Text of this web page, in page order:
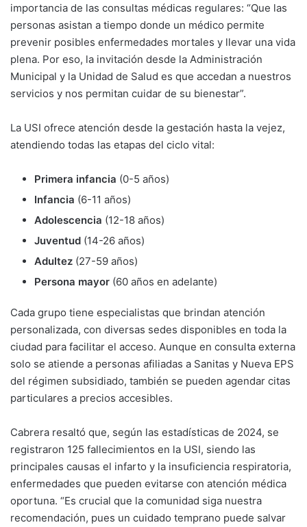
importancia de las consultas médicas regulares: “Que las
personas asistan a tiempo donde un médico permite
prevenir posibles enfermedades mortales y llevar una vida
plena. Por eso, la invitación desde la Administración
Municipal y la Unidad de Salud es que accedan a nuestros
servicios y nos permitan cuidar de su bienestar”.
La USI ofrece atención desde la gestación hasta la vejez,
atendiendo todas las etapas del ciclo vital:
Primera infancia (0-5 años)
Infancia (6-11 años)
Adolescencia (12-18 años)
Juventud (14-26 años)
Adultez (27-59 años)
Persona mayor (60 años en adelante)
Cada grupo tiene especialistas que brindan atención
personalizada, con diversas sedes disponibles en toda la
ciudad para facilitar el acceso. Aunque en consulta externa
solo se atiende a personas afiliadas a Sanitas y Nueva EPS
del régimen subsidiado, también se pueden agendar citas
particulares a precios accesibles.
Cabrera resaltó que, según las estadísticas de 2024, se
registraron 125 fallecimientos en la USI, siendo las
principales causas el infarto y la insuficiencia respiratoria,
enfermedades que pueden evitarse con atención médica
oportuna. “Es crucial que la comunidad siga nuestra
recomendación, pues un cuidado temprano puede salvar